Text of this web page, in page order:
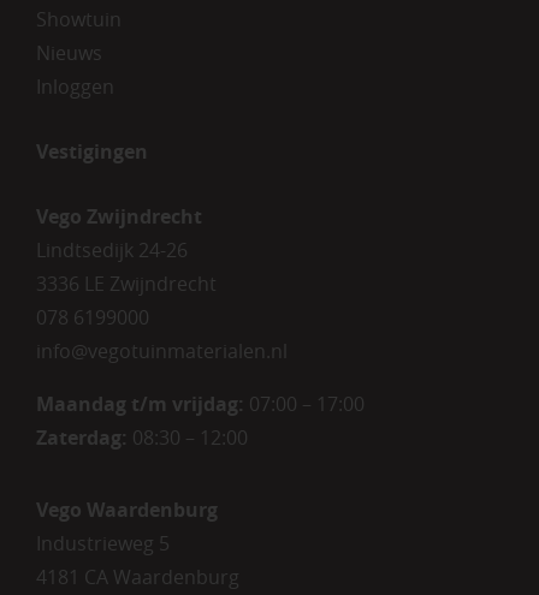
Showtuin
Nieuws
Inloggen
Vestigingen
Vego Zwijndrecht
Lindtsedijk 24-26
3336 LE Zwijndrecht
078 6199000
info@vegotuinmaterialen.nl
Maandag t/m vrijdag: 07:00 – 17:00
Zaterdag: 08:30 – 12:00
Vego Waardenburg
Industrieweg 5
4181 CA Waardenburg